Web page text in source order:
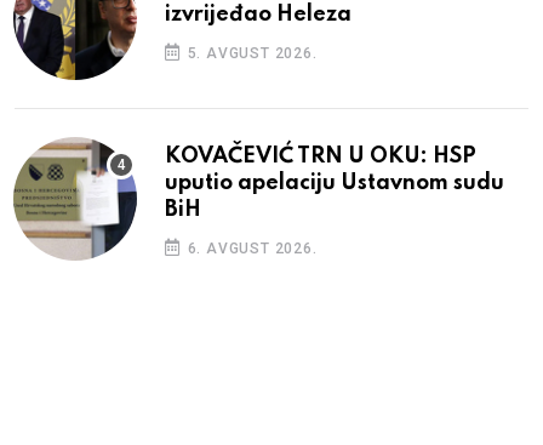
izvrijeđao Heleza
5. AVGUST 2026.
KOVAČEVIĆ TRN U OKU: HSP
uputio apelaciju Ustavnom sudu
BiH
6. AVGUST 2026.